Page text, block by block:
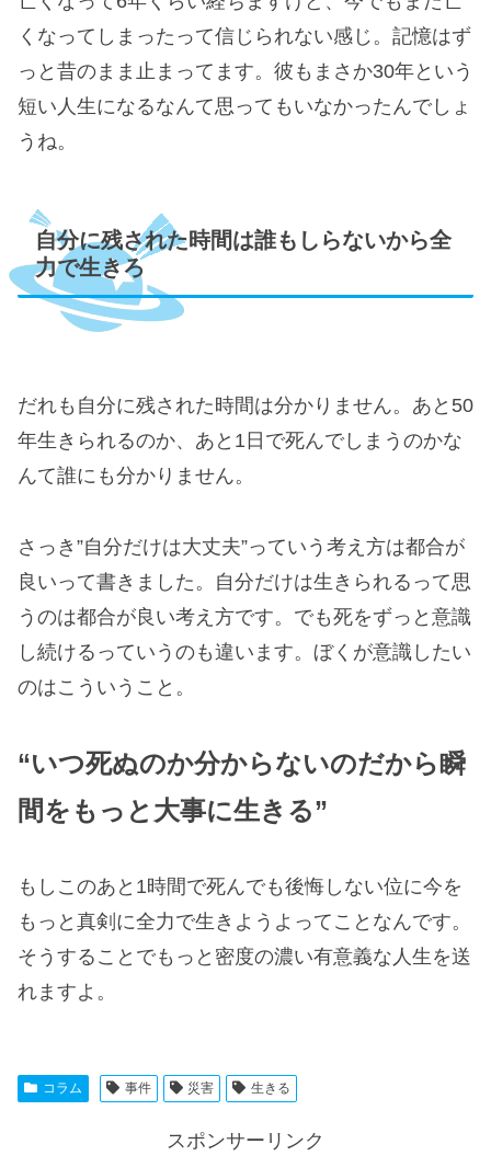
くなってしまったって信じられない感じ。記憶はず
っと昔のまま止まってます。彼もまさか30年という
短い人生になるなんて思ってもいなかったんでしょ
うね。
自分に残された時間は誰もしらないから全
力で生きろ
だれも自分に残された時間は分かりません。あと50
年生きられるのか、あと1日で死んでしまうのかな
んて誰にも分かりません。
さっき”自分だけは大丈夫”っていう考え方は都合が
良いって書きました。自分だけは生きられるって思
うのは都合が良い考え方です。でも死をずっと意識
し続けるっていうのも違います。ぼくが意識したい
のはこういうこと。
“いつ死ぬのか分からないのだから瞬
間をもっと大事に生きる”
もしこのあと1時間で死んでも後悔しない位に今を
もっと真剣に全力で生きようよってことなんです。
そうすることでもっと密度の濃い有意義な人生を送
れますよ。
コラム 事件 災害 生きる
スポンサーリンク